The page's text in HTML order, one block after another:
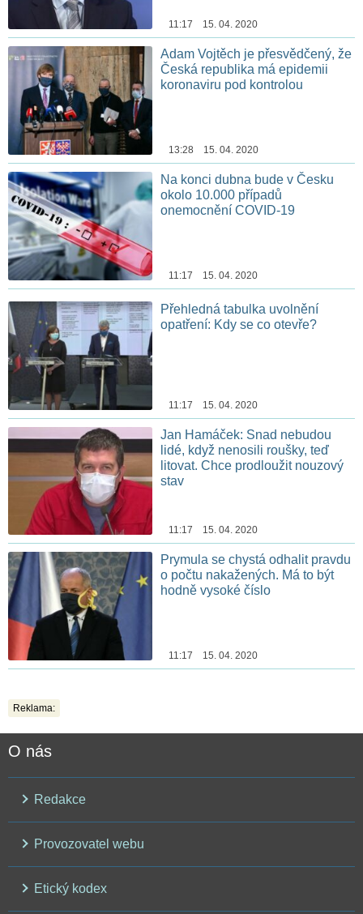
11:17 15. 04. 2020
Adam Vojtěch je přesvědčený, že
Česká republika má epidemii
koronaviru pod kontrolou
13:28 15. 04. 2020
Na konci dubna bude v Česku
okolo 10.000 případů
onemocnění COVID-19
11:17 15. 04. 2020
Přehledná tabulka uvolnění
opatření: Kdy se co otevře?
11:17 15. 04. 2020
Jan Hamáček: Snad nebudou
lidé, když nenosili roušky, teď
litovat. Chce prodloužit nouzový
stav
11:17 15. 04. 2020
Prymula se chystá odhalit pravdu
o počtu nakažených. Má to být
hodně vysoké číslo
11:17 15. 04. 2020
Reklama:
O nás
Redakce
Provozovatel webu
Etický kodex